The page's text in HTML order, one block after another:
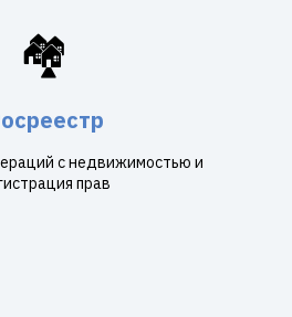
🏘️
с недвижимостью и
прав